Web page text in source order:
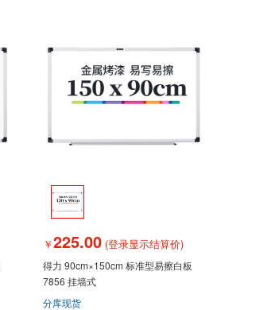
￥225.00 (登录显示结算价)
得力 90cm×150cm 标准型易擦白板
7856 挂墙式
分库现货